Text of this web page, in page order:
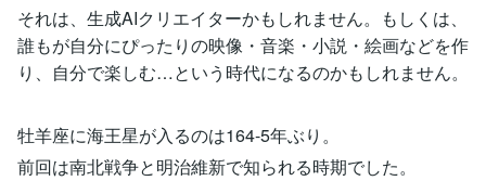
それは、生成AIクリエイターかもしれません。もしくは、
誰もが自分にぴったりの映像・音楽・小説・絵画などを作
り、自分で楽しむ…という時代になるのかもしれません。
牡羊座に海王星が入るのは164-5年ぶり。
前回は南北戦争と明治維新で知られる時期でした。